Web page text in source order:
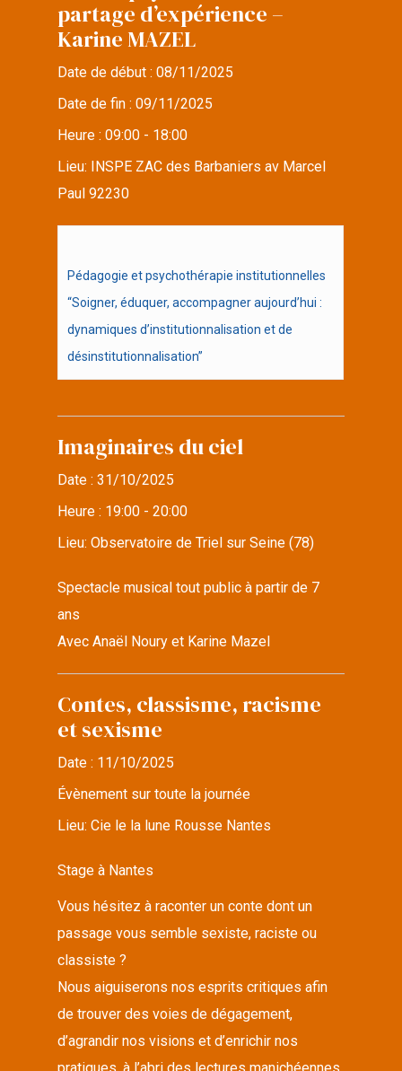
partage d’expérience –
Karine MAZEL
Date de début :08/11/2025
Date de fin :09/11/2025
Heure :09:00 - 18:00
Lieu:
INSPE ZAC des Barbaniers av Marcel
Paul 92230
Pédagogie et psychothérapie institutionnelles
“Soigner, éduquer, accompagner aujourd’hui :
dynamiques d’institutionnalisation et de
désinstitutionnalisation”
Imaginaires du ciel
Date :31/10/2025
Heure : 19:00 - 20:00
Lieu:Observatoire de Triel sur Seine (78)
Spectacle musical tout public à partir de 7
ans
Avec Anaël Noury et Karine Mazel
Contes, classisme, racisme
et sexisme
Date : 11/10/2025
Évènement sur toute la journée
Lieu:Cie le la lune Rousse Nantes
Stage à Nantes
Vous hésitez à raconter un conte dont un
passage vous semble sexiste, raciste ou
classiste ?
Nous aiguiserons nos esprits critiques afin
de trouver des voies de dégagement,
d’agrandir nos visions et d’enrichir nos